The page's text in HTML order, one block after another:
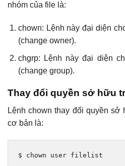
nhóm của file là:
chown: Lệnh này đại diện
(change owner).
chgrp: Lệnh này đại diện
(change group).
Thay đổi quyền sở hữu
Lệnh chown thay đổi quyền sở
cơ bản là:
$ chown user filelist